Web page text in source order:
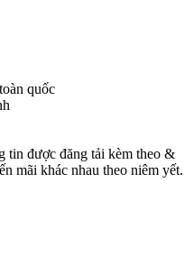
quốc
tin được đăng tải kèm theo &
mãi khác nhau theo niêm yết.